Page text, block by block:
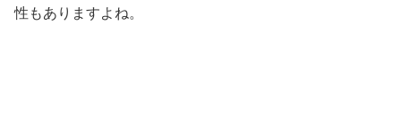
性もありますよね。